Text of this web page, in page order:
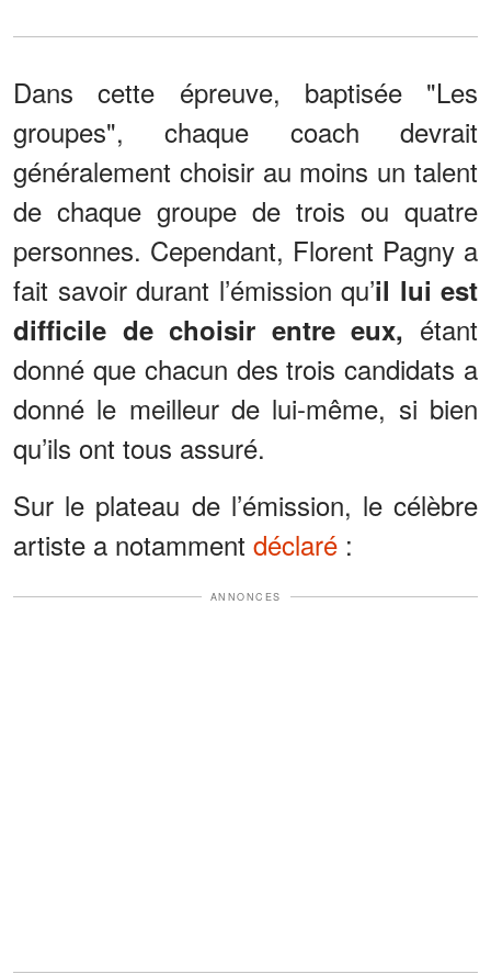
Dans cette épreuve, baptisée "Les
groupes", chaque coach devrait
généralement choisir au moins un talent
de chaque groupe de trois ou quatre
personnes. Cependant, Florent Pagny a
fait savoir durant l’émission qu’il lui est
difficile de choisir entre eux, étant
donné que chacun des trois candidats a
donné le meilleur de lui-même, si bien
qu’ils ont tous assuré.
Sur le plateau de l’émission, le célèbre
artiste a notamment déclaré :
ANNONCES